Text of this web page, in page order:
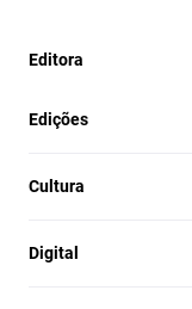
Editora
Edições
Cultura
Digital